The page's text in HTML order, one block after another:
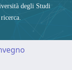
degli Studi